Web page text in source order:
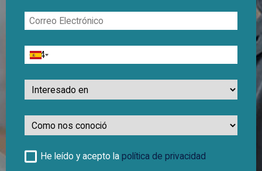
Correo
Electrónico
Teléfono
Interesado
en
Como
nos
He leído y acepto la política de privacidad